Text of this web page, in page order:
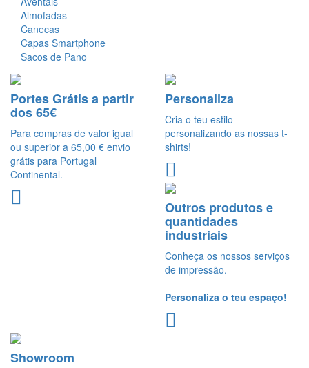
Almofadas
Canecas
Capas Smartphone
Sacos de Pano
Portes Grátis a partir
dos 65€
Para compras de valor igual
ou superior a 65,00 € envio
grátis para Portugal
Continental.
Personaliza
Cria o teu estilo
personalizando as nossas t-
shirts!
Outros produtos e
quantidades
industriais
Conheça os nossos serviços
de impressão.
Personaliza o teu espaço!
Showroom